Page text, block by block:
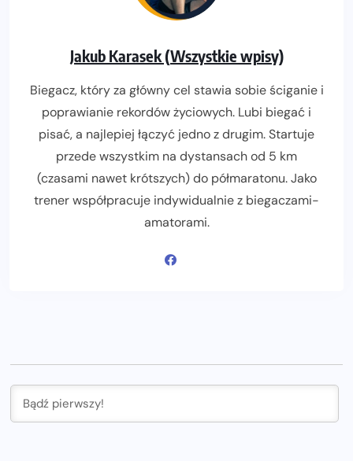
Jakub Karasek (Wszystkie wpisy)
Biegacz, który za główny cel stawia sobie ściganie i
poprawianie rekordów życiowych. Lubi biegać i
pisać, a najlepiej łączyć jedno z drugim. Startuje
przede wszystkim na dystansach od 5 km
(czasami nawet krótszych) do półmaratonu. Jako
trener współpracuje indywidualnie z biegaczami-
amatorami.